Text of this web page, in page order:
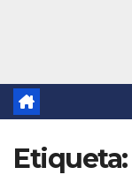
Etiqueta: